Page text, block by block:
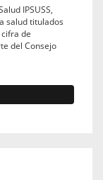
IPSUSS,
salud titulados
de
del Consejo